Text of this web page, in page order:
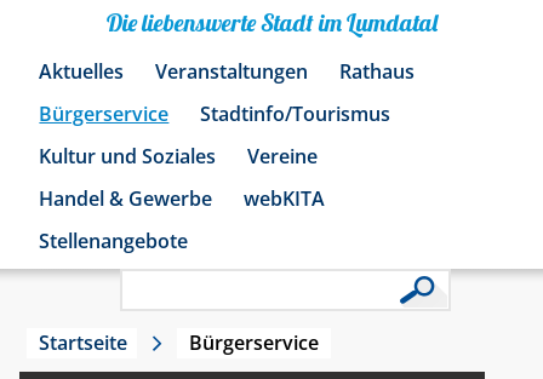
Die liebenswerte Stadt im Lumdatal
Aktuelles Veranstaltungen
Rathaus
Bürgerservice
Stadtinfo/Tourismus
Kultur und Soziales
Vereine
Handel & Gewerbe
webKITA
Stellenangebote
Startseite Bürgerservice